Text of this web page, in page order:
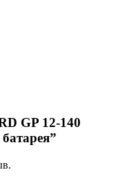
GP 12-140